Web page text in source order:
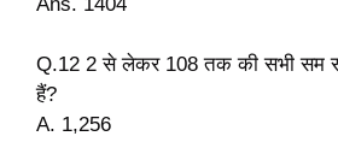
Q.12 2 से लेकर 108 तक की सभी सम
हैं?
A. 1,256